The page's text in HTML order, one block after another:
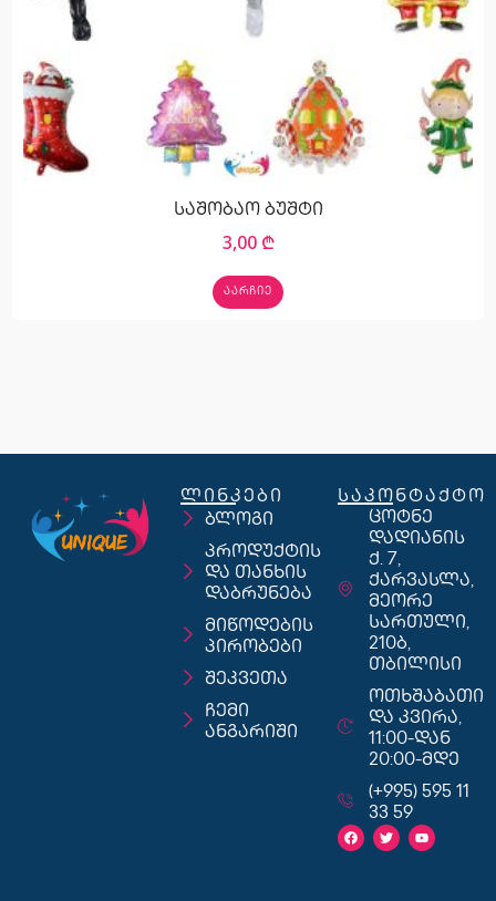
საშობაო ბუშტი
3,00 ₾
ᲐᲐᲠᲩᲘᲔ
ლინკები
ბლოგი
პროდუქტის
და თანხის
დაბრუნება
მიწოდების
პირობები
შეკვეთა
ჩემი
ანგარიში
საკონტაქტო
ცოტნე
დადიანის
ქ. 7,
ქარვასლა,
მეორე
სართული,
210ბ,
თბილისი
ოთხშაბათი
და კვირა,
11:00-დან
20:00-მდე
(+995) 595 11
33 59